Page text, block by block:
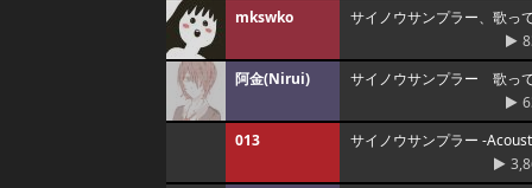
mkswko
サイノウサンプラー、歌っ
阿金(Nirui)
サイノウサンプラー 歌っ
013
サイノウサンプラー -